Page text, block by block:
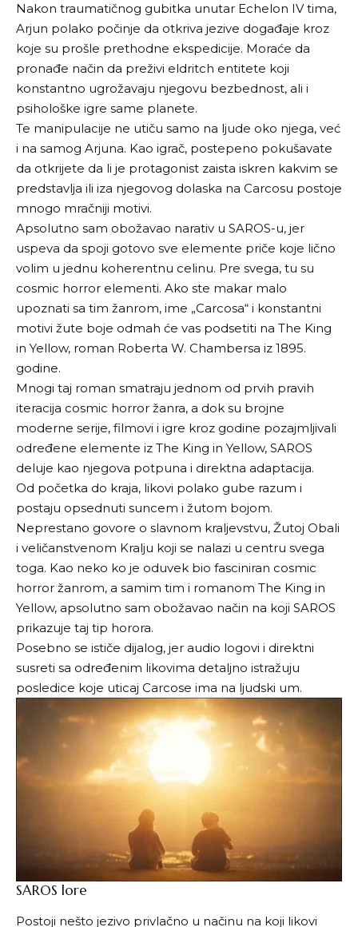
Nakon traumatičnog gubitka unutar Echelon IV tima,
Arjun polako počinje da otkriva jezive događaje kroz
koje su prošle prethodne ekspedicije. Moraće da
pronađe način da preživi eldritch entitete koji
konstantno ugrožavaju njegovu bezbednost, ali i
psihološke igre same planete.
Te manipulacije ne utiču samo na ljude oko njega, već
i na samog Arjuna. Kao igrač, postepeno pokušavate
da otkrijete da li je protagonist zaista iskren kakvim se
predstavlja ili iza njegovog dolaska na Carcosu postoje
mnogo mračniji motivi.
Apsolutno sam obožavao narativ u SAROS-u, jer
uspeva da spoji gotovo sve elemente priče koje lično
volim u jednu koherentnu celinu. Pre svega, tu su
cosmic horror elementi. Ako ste makar malo
upoznati sa tim žanrom, ime „Carcosa“ i konstantni
motivi žute boje odmah će vas podsetiti na The King
in Yellow, roman Roberta W. Chambersa iz 1895.
godine.
Mnogi taj roman smatraju jednom od prvih pravih
iteracija cosmic horror žanra, a dok su brojne
moderne serije, filmovi i igre kroz godine pozajmljivali
određene elemente iz The King in Yellow, SAROS
deluje kao njegova potpuna i direktna adaptacija.
Od početka do kraja, likovi polako gube razum i
postaju opsednuti suncem i žutom bojom.
Neprestano govore o slavnom kraljevstvu, Žutoj Obali
i veličanstvenom Kralju koji se nalazi u centru svega
toga. Kao neko ko je oduvek bio fasciniran cosmic
horror žanrom, a samim tim i romanom The King in
Yellow, apsolutno sam obožavao način na koji SAROS
prikazuje taj tip horora.
Posebno se ističe dijalog, jer audio logovi i direktni
susreti sa određenim likovima detaljno istražuju
posledice koje uticaj Carcose ima na ljudski um.
SAROS lore
Postoji nešto jezivo privlačno u načinu na koji likovi